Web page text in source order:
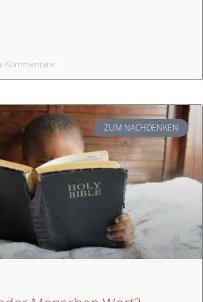
Kommentare
ZUM NACHDENKEN